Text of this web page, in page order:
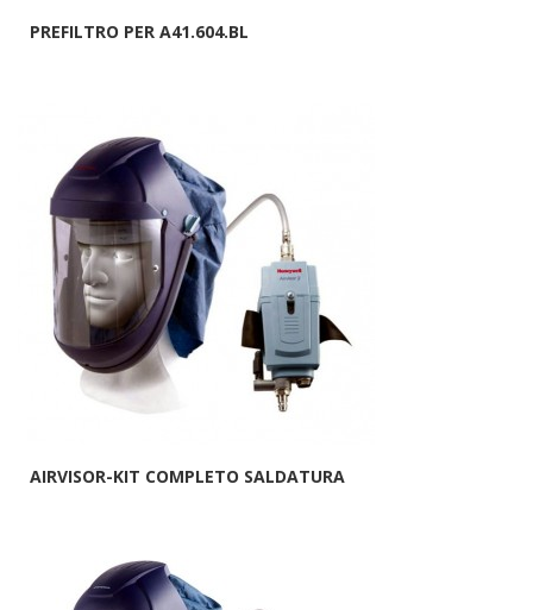
PREFILTRO PER A41.604.BL
AIRVISOR-KIT COMPLETO SALDATURA